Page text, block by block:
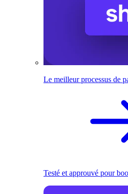
Le meilleur processus de
Testé et approuvé pour